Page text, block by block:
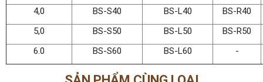
4,0
BS-S40 BS-L40
BS-R40
5,0
BS-S50 BS-L50
BS-R50
6.0
BS-S60 BS-L60 -